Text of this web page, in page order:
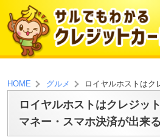
HOME グルメ ロイヤルホストはク
ロイヤルホストはクレジッ
マネー・スマホ決済が出来